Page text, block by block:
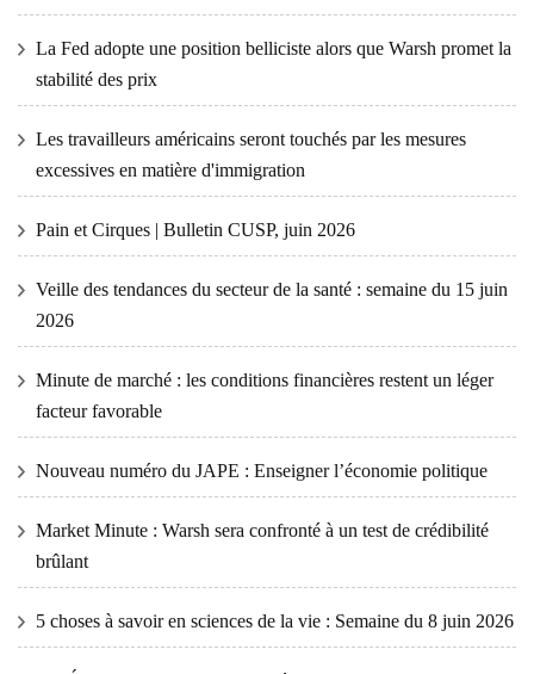
La Fed adopte une position belliciste alors que Warsh promet la
stabilité des prix
Les travailleurs américains seront touchés par les mesures
excessives en matière d'immigration
Pain et Cirques | Bulletin CUSP, juin 2026
Veille des tendances du secteur de la santé : semaine du 15 juin
2026
Minute de marché : les conditions financières restent un léger
facteur favorable
Nouveau numéro du JAPE : Enseigner l’économie politique
Market Minute : Warsh sera confronté à un test de crédibilité
brûlant
5 choses à savoir en sciences de la vie : Semaine du 8 juin 2026